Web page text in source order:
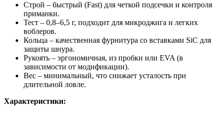
Строй – быстрый (Fast) для четкой подсечки и контроля
приманки.
Тест – 0,8–6,5 г, подходит для микроджига и легких
воблеров.
Кольца – качественная фурнитура со вставками SiC для
защиты шнура.
Рукоять – эргономичная, из пробки или EVA (в
зависимости от модификации).
Вес – минимальный, что снижает усталость при
длительной ловле.
Характеристики: